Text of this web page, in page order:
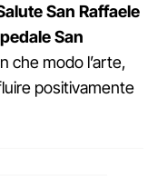
San Raffaele
San
che modo l’arte,
positivamente